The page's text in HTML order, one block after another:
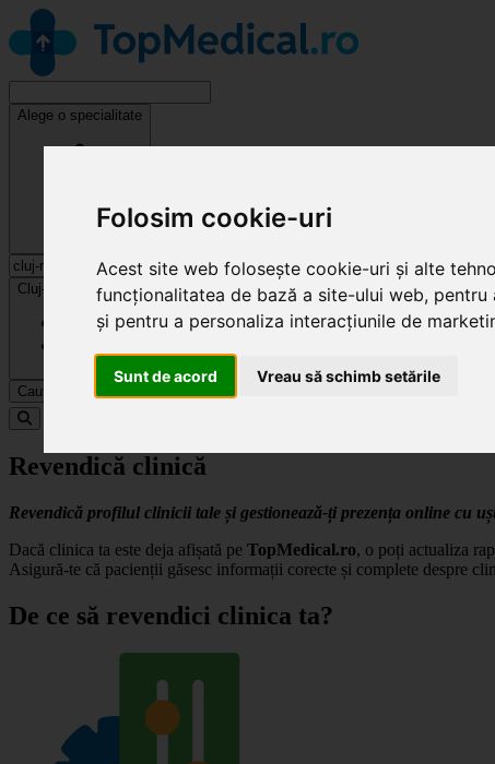
Folosim cookie-uri
Acest site web folosește cookie-uri și alte
funcționalitatea de bază a site-ului web, pentru
și pentru a personaliza interacțiunile de
Sunt de acord Vreau să schimb setările
Alege o specialitate
Cluj-Napoca
Caută
Revendică clinică
Revendică profilul clinicii tale și gestionează-ți prezența online cu
Dacă clinica ta este deja afișată pe TopMedical.ro, o poți actualiza
Asigură-te că pacienții găsesc informații corecte și complete despre
De ce să revendici clinica ta?